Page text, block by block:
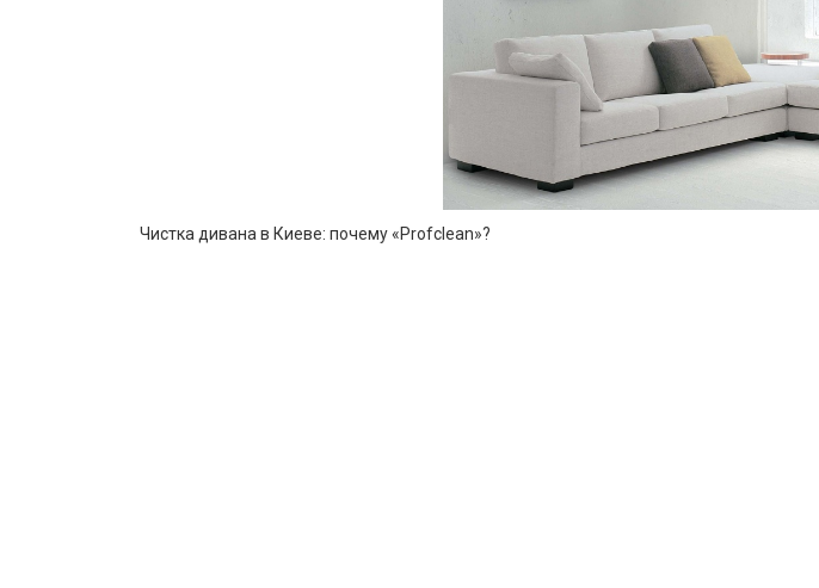
Чистка дивана в Киеве: почему «Profclean»?